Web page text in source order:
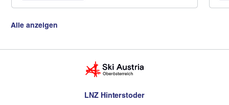
Alle anzeigen
LNZ Hinterstoder